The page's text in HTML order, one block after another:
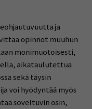
ja
opinnot muuhun
monimuotoisesti,
aikataulutettua
sekä täysin
voi hyödyntää myös
soveltuvin osin,